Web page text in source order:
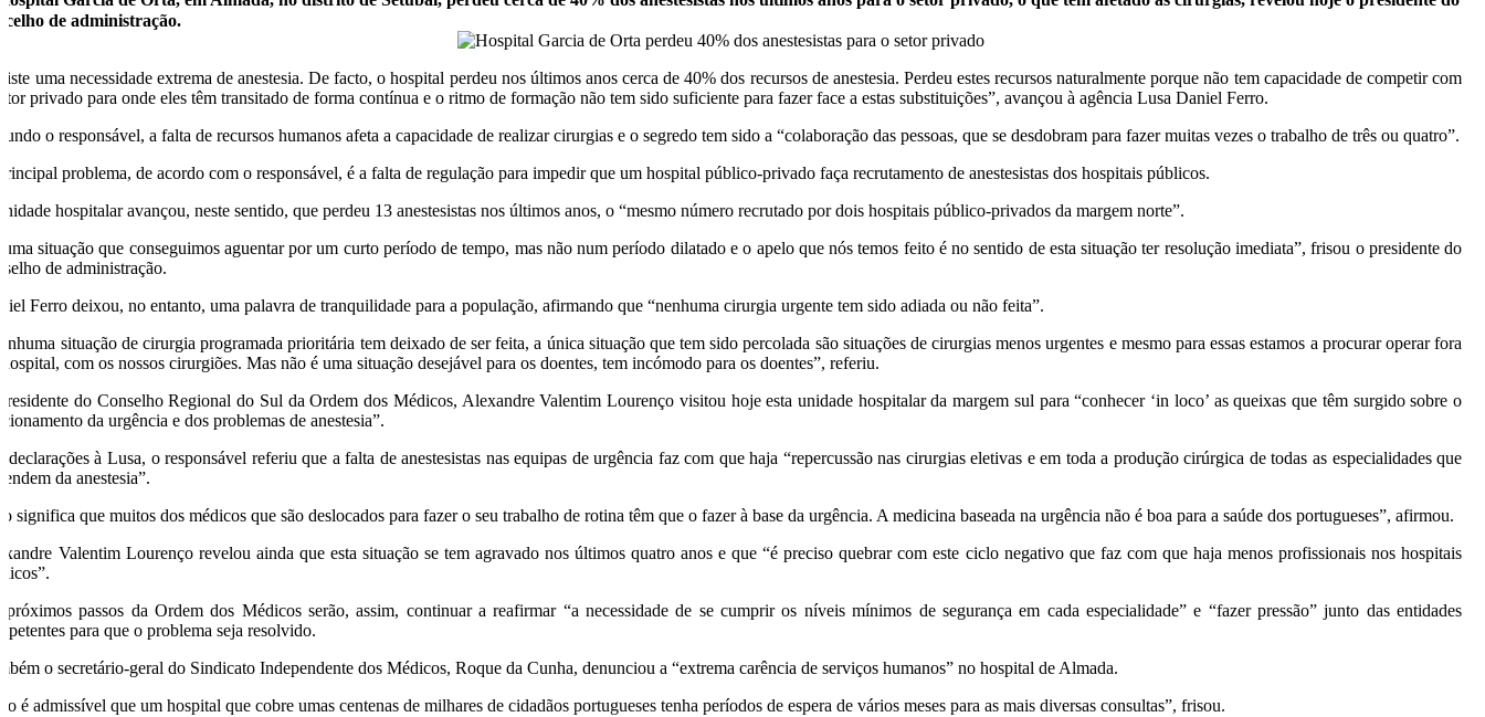
de administração.
uma necessidade extrema de anestesia. De facto, o hospital perdeu nos últimos anos cerca de 40% dos recursos de anestesia. Perdeu estes recursos naturalmente porque não tem capacidade de competir com
privado para onde eles têm transitado de forma contínua e o ritmo de formação não tem sido suficiente para fazer face a estas substituições”, avançou à agência Lusa Daniel Ferro.
o responsável, a falta de recursos humanos afeta a capacidade de realizar cirurgias e o segredo tem sido a “colaboração das pessoas, que se desdobram para fazer muitas vezes o trabalho de três ou quatro”.
problema, de acordo com o responsável, é a falta de regulação para impedir que um hospital público-privado faça recrutamento de anestesistas dos hospitais públicos.
hospitalar avançou, neste sentido, que perdeu 13 anestesistas nos últimos anos, o “mesmo número recrutado por dois hospitais público-privados da margem norte”.
situação que conseguimos aguentar por um curto período de tempo, mas não num período dilatado e o apelo que nós temos feito é no sentido de esta situação ter resolução imediata”, frisou o presidente do
de administração.
Ferro deixou, no entanto, uma palavra de tranquilidade para a população, afirmando que “nenhuma cirurgia urgente tem sido adiada ou não feita”.
situação de cirurgia programada prioritária tem deixado de ser feita, a única situação que tem sido percolada são situações de cirurgias menos urgentes e mesmo para essas estamos a procurar operar fora
com os nossos cirurgiões. Mas não é uma situação desejável para os doentes, tem incómodo para os doentes”, referiu.
do Conselho Regional do Sul da Ordem dos Médicos, Alexandre Valentim Lourenço visitou hoje esta unidade hospitalar da margem sul para “conhecer ‘in loco’ as queixas que têm surgido sobre o
da urgência e dos problemas de anestesia”.
declarações à Lusa, o responsável referiu que a falta de anestesistas nas equipas de urgência faz com que haja “repercussão nas cirurgias eletivas e em toda a produção cirúrgica de todas as especialidades que
da anestesia”.
significa que muitos dos médicos que são deslocados para fazer o seu trabalho de rotina têm que o fazer à base da urgência. A medicina baseada na urgência não é boa para a saúde dos portugueses”, afirmou.
Valentim Lourenço revelou ainda que esta situação se tem agravado nos últimos quatro anos e que “é preciso quebrar com este ciclo negativo que faz com que haja menos profissionais nos hospitais
próximos passos da Ordem dos Médicos serão, assim, continuar a reafirmar “a necessidade de se cumprir os níveis mínimos de segurança em cada especialidade” e “fazer pressão” junto das entidades
para que o problema seja resolvido.
o secretário-geral do Sindicato Independente dos Médicos, Roque da Cunha, denunciou a “extrema carência de serviços humanos” no hospital de Almada.
é admissível que um hospital que cobre umas centenas de milhares de cidadãos portugueses tenha períodos de espera de vários meses para as mais diversas consultas”, frisou.